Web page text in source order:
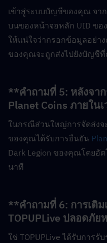
เข้าสู่ระบบบัญชีของคุณ จา
บนของหน้าจอหลัก UID ข
ให้แน่ใจว่ากรอกข้อมูลอย่า
ของคุณจะถูกส่งไปยังบัญชีที่
**คำถามที่ 5: หลังจา
Planet Coins ภายใน
ในกรณีส่วนใหญ่การจัดส่งจ
ของคุณได้รับการยืนยัน
Dark Legion ของคุณโดยอั
นาที
**คำถามที่ 6: การเติม
TOPUPLive ปลอดภัย
ใช่ TOPUPLive ได้รับการรั